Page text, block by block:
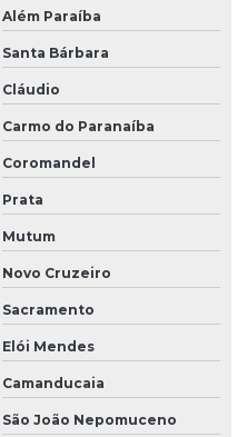
Além Paraíba
Santa Bárbara
Cláudio
Carmo do Paranaíba
Coromandel
Prata
Mutum
Novo Cruzeiro
Sacramento
Elói Mendes
Camanducaia
São João Nepomuceno